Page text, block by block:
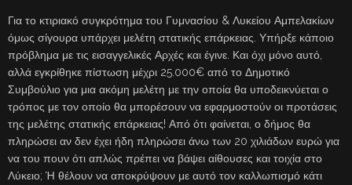
Για το κτιριακό συγκρότημα του Γυμνασίου & Λυκείου Αμπελακίων
όμως σίγουρα υπάρχει μελέτη στατικής επάρκειας. Υπήρξε κάποιο
πρόβλημα με τις εισαγγελικές Αρχές και έγινε. Και όχι μόνο αυτό,
αλλά εγκρίθηκε πίστωση μέχρι 25.000€ από το Δημοτικό
Συμβούλιο για μια ακόμη μελέτη με την οποία θα υποδεικνύεται ο
τρόπος με τον οποίο θα μπορέσουν να εφαρμοστούν οι προτάσεις
της μελέτης στατικής επάρκειας! Από ότι φαίνεται, ο δήμος θα
πληρώσει αν δεν έχει ήδη πληρώσει άνω των 20 χιλιάδων ευρώ για
να του πουν ότι απλώς πρέπει να βάψει αίθουσες και τοιχία στο
Λύκειο; Ή θέλουν να αποκρύψουν με αυτό τον καλλωπισμό κάτι